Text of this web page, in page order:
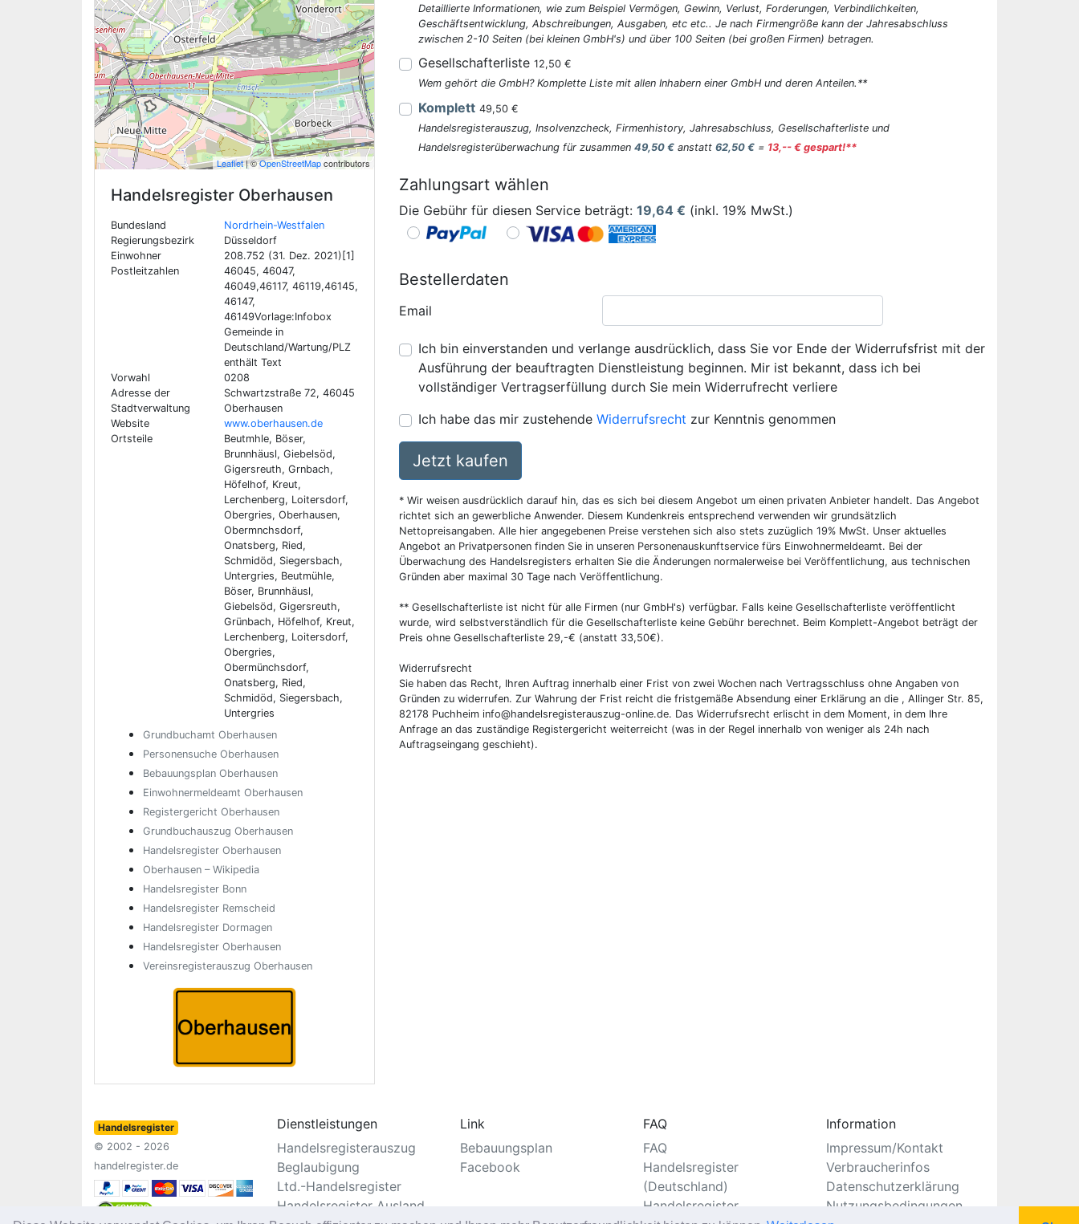
Leaflet| ©OpenStreetMapcontributors
Handelsregister Oberhausen
Bundesland
Nordrhein-Westfalen
Regierungsbezirk
Düsseldorf
Einwohner
208.752 (31. Dez. 2021)[1]
Postleitzahlen
46045, 46047,
46049,46117, 46119,46145,
46147,
46149Vorlage:Infobox
Gemeinde in
Deutschland/Wartung/PLZ
enthält Text
Vorwahl
0208
Adresse der
Stadtverwaltung
Schwartzstraße 72, 46045
Oberhausen
Website
www.oberhausen.de
Ortsteile
Beutmhle, Böser,
Brunnhäusl, Giebelsöd,
Gigersreuth, Grnbach,
Höfelhof, Kreut,
Lerchenberg, Loitersdorf,
Obergries, Oberhausen,
Obermnchsdorf,
Onatsberg, Ried,
Schmidöd, Siegersbach,
Untergries, Beutmühle,
Böser, Brunnhäusl,
Giebelsöd, Gigersreuth,
Grünbach, Höfelhof, Kreut,
Lerchenberg, Loitersdorf,
Obergries,
Obermünchsdorf,
Onatsberg, Ried,
Schmidöd, Siegersbach,
Untergries
Grundbuchamt Oberhausen
Personensuche Oberhausen
Bebauungsplan Oberhausen
Einwohnermeldeamt Oberhausen
Registergericht Oberhausen
Grundbuchauszug Oberhausen
Handelsregister Oberhausen
Oberhausen – Wikipedia
Handelsregister Bonn
Handelsregister Remscheid
Handelsregister Dormagen
Handelsregister Oberhausen
Vereinsregisterauszug Oberhausen
Detaillierte Informationen, wie zum Beispiel Vermögen, Gewinn, Verlust, Forderungen, Verbindlichkeiten,
Geschäftsentwicklung, Abschreibungen, Ausgaben, etc etc.. Je nach Firmengröße kann der Jahresabschluss
zwischen 2-10 Seiten (bei kleinen GmbH's) und über 100 Seiten (bei großen Firmen) betragen.
Gesellschafterliste 12,50 €
Wem gehört die GmbH? Komplette Liste mit allen Inhabern einer GmbH und deren Anteilen.**
Komplett 49,50 €
Handelsregisterauszug, Insolvenzcheck, Firmenhistory, Jahresabschluss, Gesellschafterliste und
Handelsregisterüberwachung für zusammen 49,50 € anstatt 62,50 € = 13,-- € gespart!**
Zahlungsart wählen
Die Gebühr für diesen Service beträgt: 19,64 € (inkl. 19% MwSt.)
Bestellerdaten
Email
Ich bin einverstanden und verlange ausdrücklich, dass Sie vor Ende der Widerrufsfrist mit der
Ausführung der beauftragten Dienstleistung beginnen. Mir ist bekannt, dass ich bei
vollständiger Vertragserfüllung durch Sie mein Widerrufrecht verliere
Ich habe das mir zustehende Widerrufsrecht zur Kenntnis genommen
Jetzt kaufen
* Wir weisen ausdrücklich darauf hin, das es sich bei diesem Angebot um einen privaten Anbieter handelt. Das Angebot
richtet sich an gewerbliche Anwender. Diesem Kundenkreis entsprechend verwenden wir grundsätzlich
Nettopreisangaben. Alle hier angegebenen Preise verstehen sich also stets zuzüglich 19% MwSt. Unser aktuelles
Angebot an Privatpersonen finden Sie in unseren Personenauskunftservice fürs Einwohnermeldeamt. Bei der
Überwachung des Handelsregisters erhalten Sie die Änderungen normalerweise bei Veröffentlichung, aus technischen
Gründen aber maximal 30 Tage nach Veröffentlichung.
** Gesellschafterliste ist nicht für alle Firmen (nur GmbH's) verfügbar. Falls keine Gesellschafterliste veröffentlicht
wurde, wird selbstverständlich für die Gesellschafterliste keine Gebühr berechnet. Beim Komplett-Angebot beträgt der
Preis ohne Gesellschafterliste 29,-€ (anstatt 33,50€).
Widerrufsrecht
Sie haben das Recht, Ihren Auftrag innerhalb einer Frist von zwei Wochen nach Vertragsschluss ohne Angaben von
Gründen zu widerrufen. Zur Wahrung der Frist reicht die fristgemäße Absendung einer Erklärung an die , Allinger Str. 85,
82178 Puchheim info@handelsregisterauszug-online.de. Das Widerrufsrecht erlischt in dem Moment, in dem Ihre
Anfrage an das zuständige Registergericht weiterreicht (was in der Regel innerhalb von weniger als 24h nach
Auftragseingang geschieht).
Handelsregister
© 2002 - 2026
handelregister.de
Dienstleistungen
Handelsregisterauszug
Beglaubigung
Ltd.-Handelsregister
Handelsregister Ausland
Link
Bebauungsplan
Facebook
FAQ
FAQ
Handelsregister
(Deutschland)
Handelsregister
Information
Impressum/Kontakt
Verbraucherinfos
Datenschutzerklärung
Nutzungsbedingungen